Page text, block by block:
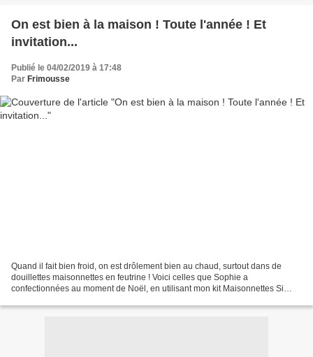
On est bien à la maison ! Toute l'année ! Et
invitation...
Publié le 04/02/2019 à 17:48
Par Frimousse
Quand il fait bien froid, on est drôlement bien au chaud, surtout dans de
douillettes maisonnettes en feutrine ! Voici celles que Sophie a
confectionnées au moment de Noël, en utilisant mon kit Maisonnettes Si